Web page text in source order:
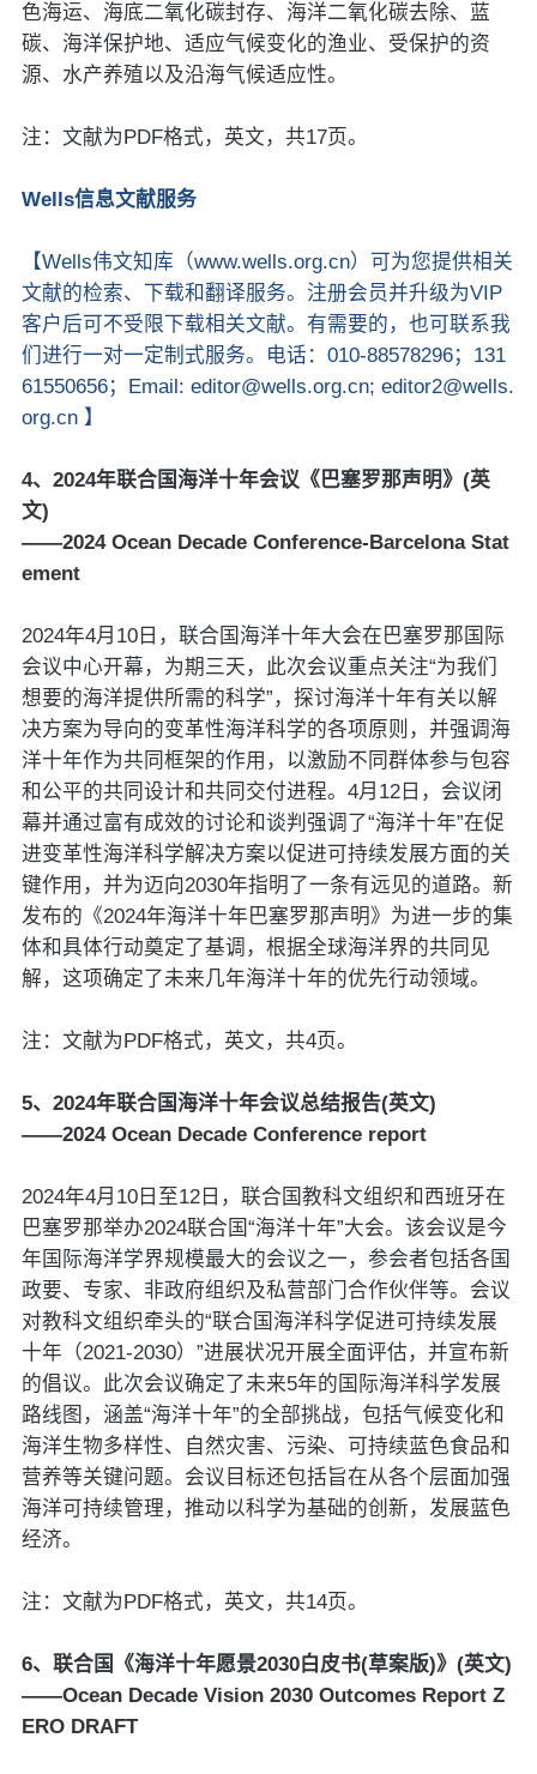
色海运、海底二氧化碳封存、海洋二氧化碳去除、蓝
碳、海洋保护地、适应气候变化的渔业、受保护的资
源、水产养殖以及沿海气候适应性。
注：文献为PDF格式，英文，共17页。
Wells信息文献服务
【Wells伟文知库（www.wells.org.cn）可为您提供相关
文献的检索、下载和翻译服务。注册会员并升级为VIP
客户后可不受限下载相关文献。有需要的，也可联系我
们进行一对一定制式服务。电话：010-88578296；131
61550656；Email: editor@wells.org.cn; editor2@wells.
org.cn 】
4、2024年联合国海洋十年会议《巴塞罗那声明》(英
文)
——2024 Ocean Decade Conference-Barcelona Stat
ement
2024年4月10日，联合国海洋十年大会在巴塞罗那国际
会议中心开幕，为期三天，此次会议重点关注“为我们
想要的海洋提供所需的科学”，探讨海洋十年有关以解
决方案为导向的变革性海洋科学的各项原则，并强调海
洋十年作为共同框架的作用，以激励不同群体参与包容
和公平的共同设计和共同交付进程。4月12日，会议闭
幕并通过富有成效的讨论和谈判强调了“海洋十年”在促
进变革性海洋科学解决方案以促进可持续发展方面的关
键作用，并为迈向2030年指明了一条有远见的道路。新
发布的《2024年海洋十年巴塞罗那声明》为进一步的集
体和具体行动奠定了基调，根据全球海洋界的共同见
解，这项确定了未来几年海洋十年的优先行动领域。
注：文献为PDF格式，英文，共4页。
5、2024年联合国海洋十年会议总结报告(英文)
——2024 Ocean Decade Conference report
2024年4月10日至12日，联合国教科文组织和西班牙在
巴塞罗那举办2024联合国“海洋十年”大会。该会议是今
年国际海洋学界规模最大的会议之一，参会者包括各国
政要、专家、非政府组织及私营部门合作伙伴等。会议
对教科文组织牵头的“联合国海洋科学促进可持续发展
十年（2021-2030）”进展状况开展全面评估，并宣布新
的倡议。此次会议确定了未来5年的国际海洋科学发展
路线图，涵盖“海洋十年”的全部挑战，包括气候变化和
海洋生物多样性、自然灾害、污染、可持续蓝色食品和
营养等关键问题。会议目标还包括旨在从各个层面加强
海洋可持续管理，推动以科学为基础的创新，发展蓝色
经济。
注：文献为PDF格式，英文，共14页。
6、联合国《海洋十年愿景2030白皮书(草案版)》(英文)
——Ocean Decade Vision 2030 Outcomes Report Z
ERO DRAFT